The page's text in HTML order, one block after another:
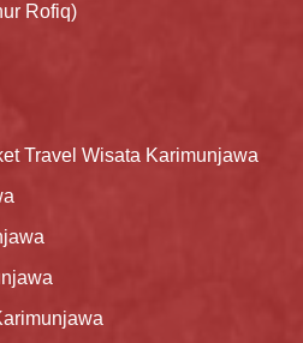
Rofiq)
Travel Wisata Karimunjawa